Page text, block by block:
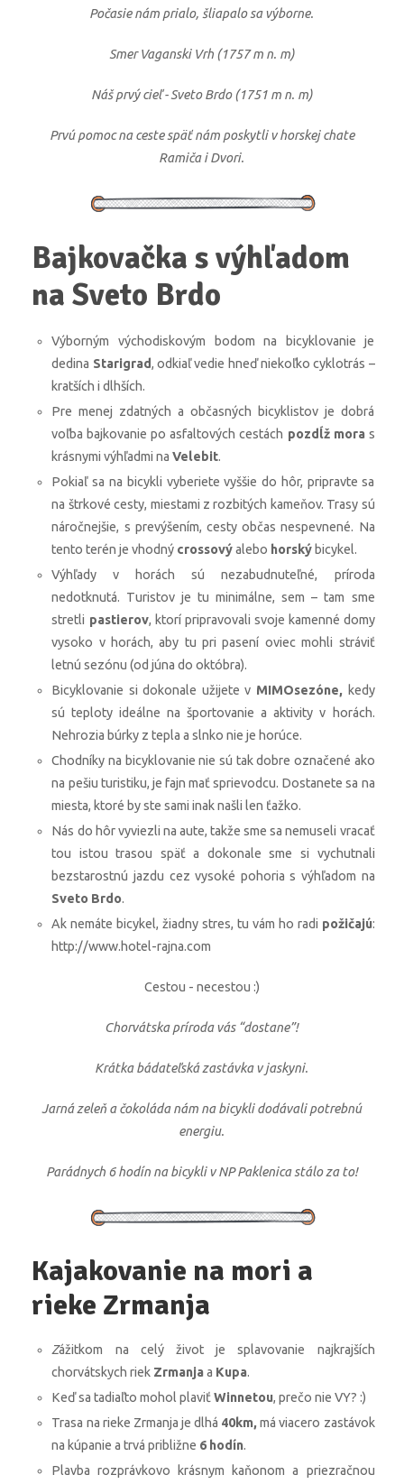
Počasie nám prialo, šliapalo sa výborne.
Smer Vaganski Vrh (1757 m n. m)
Náš prvý cieľ - Sveto Brdo (1751 m n. m)
Prvú pomoc na ceste späť nám poskytli v horskej chate
Ramiča i Dvori.
Bajkovačka s výhľadom
na Sveto Brdo
Výborným východiskovým bodom na bicyklovanie je
dedina Starigrad, odkiaľ vedie hneď niekoľko cyklotrás –
kratších i dlhších.
Pre menej zdatných a občasných bicyklistov je dobrá
voľba bajkovanie po asfaltových cestách pozdĺž moras
krásnymi výhľadmi naVelebit.
Pokiaľ sa na bicykli vyberiete vyššie do hôr, pripravte sa
na štrkové cesty, miestami z rozbitých kameňov. Trasy sú
náročnejšie, s prevýšením, cesty občas nespevnené. Na
tento terén je vhodný crossovýalebo horský bicykel.
Výhľady v horách sú nezabudnuteľné, príroda
nedotknutá. Turistov je tu minimálne, sem – tam sme
stretli pastierov, ktorí pripravovali svoje kamenné domy
vysoko v horách, aby tu pri pasení oviec mohli stráviť
letnú sezónu (od júna do októbra).
Bicyklovanie si dokonale užijete v MIMOsezóne, kedy
sú teploty ideálne na športovanie a aktivity v horách.
Nehrozia búrky z tepla a slnko nie je horúce.
Chodníky na bicyklovanie nie sú tak dobre označené ako
na pešiu turistiku, je fajn mať sprievodcu. Dostanete sa na
miesta, ktoré by ste sami inak našli len ťažko.
Nás do hôr vyviezli na aute, takže sme sa nemuseli vracať
tou istou trasou späť a dokonale sme si vychutnali
bezstarostnú jazdu cez vysoké pohoria s výhľadom na
Sveto Brdo.
Ak nemáte bicykel, žiadny stres, tu vám ho radi požičajú:
http://www.hotel-rajna.com
Cestou - necestou :)
Chorvátska príroda vás “dostane”!
Krátka bádateľská zastávka v jaskyni.
Jarná zeleň a čokoláda nám na bicykli dodávali potrebnú
energiu.
Parádnych 6 hodín na bicykli v NP Paklenica stálo za to!
Kajakovanie na mori a
rieke Zrmanja
Zážitkom na celý život je splavovanie najkrajších
chorvátskych riek Zrmanjaa Kupa.
Keď sa tadiaľto mohol plaviťWinnetou, prečo nie VY? :)
Trasa na rieke Zrmanja je dlhá 40km,má viacero zastávok
na kúpanie a trvá približne 6 hodín.
Plavba rozprávkovo krásnym kaňonom a priezračnou